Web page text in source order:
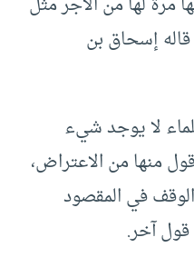
إسحاق بن
لا يوجد شيء
منها من الاعتراض،
في المقصود
آخر.